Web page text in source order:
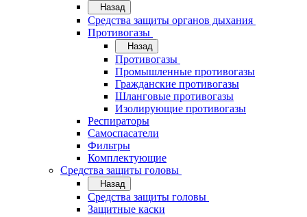
Назад
Средства защиты органов дыхания
Противогазы
Назад
Противогазы
Промышленные противогазы
Гражданские противогазы
Шланговые противогазы
Изолирующие противогазы
Респираторы
Самоспасатели
Фильтры
Комплектующие
Средства защиты головы
Назад
Средства защиты головы
Защитные каски